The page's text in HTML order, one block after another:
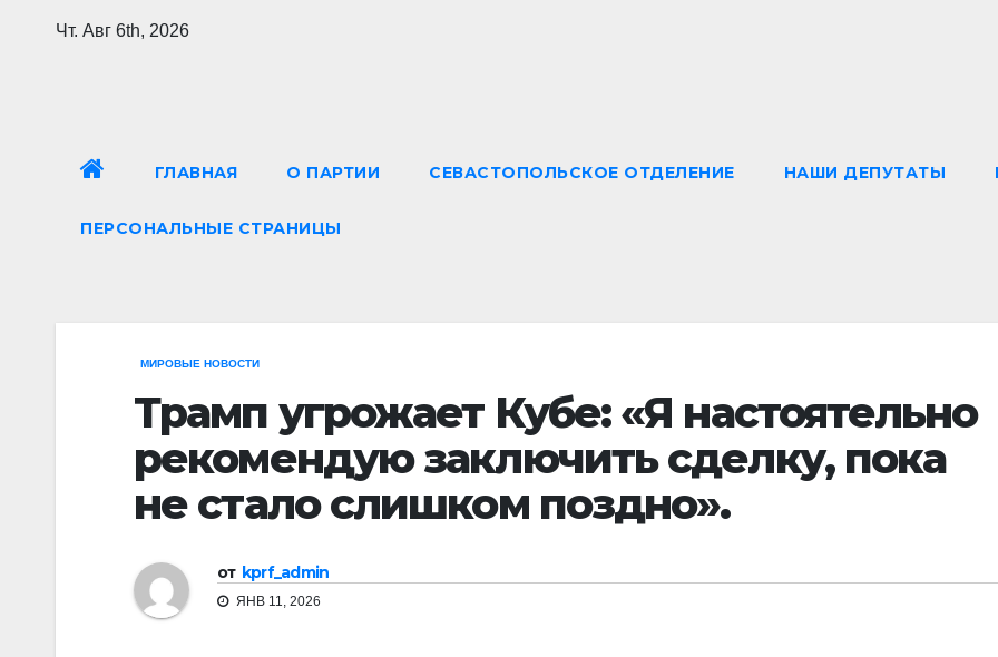
Чт. Авг 6th, 2026
ГЛАВНАЯ О ПАРТИИ СЕВАСТОПОЛЬСКОЕ ОТДЕЛЕНИЕ НАШИ ДЕПУТАТЫ
ПЕРСОНАЛЬНЫЕ СТРАНИЦЫ
МИРОВЫЕ НОВОСТИ
Трамп угрожает Кубе: «Я настоятельно
рекомендую заключить сделку, пока
не стало слишком поздно».
от kprf_admin
ЯНВ 11, 2026